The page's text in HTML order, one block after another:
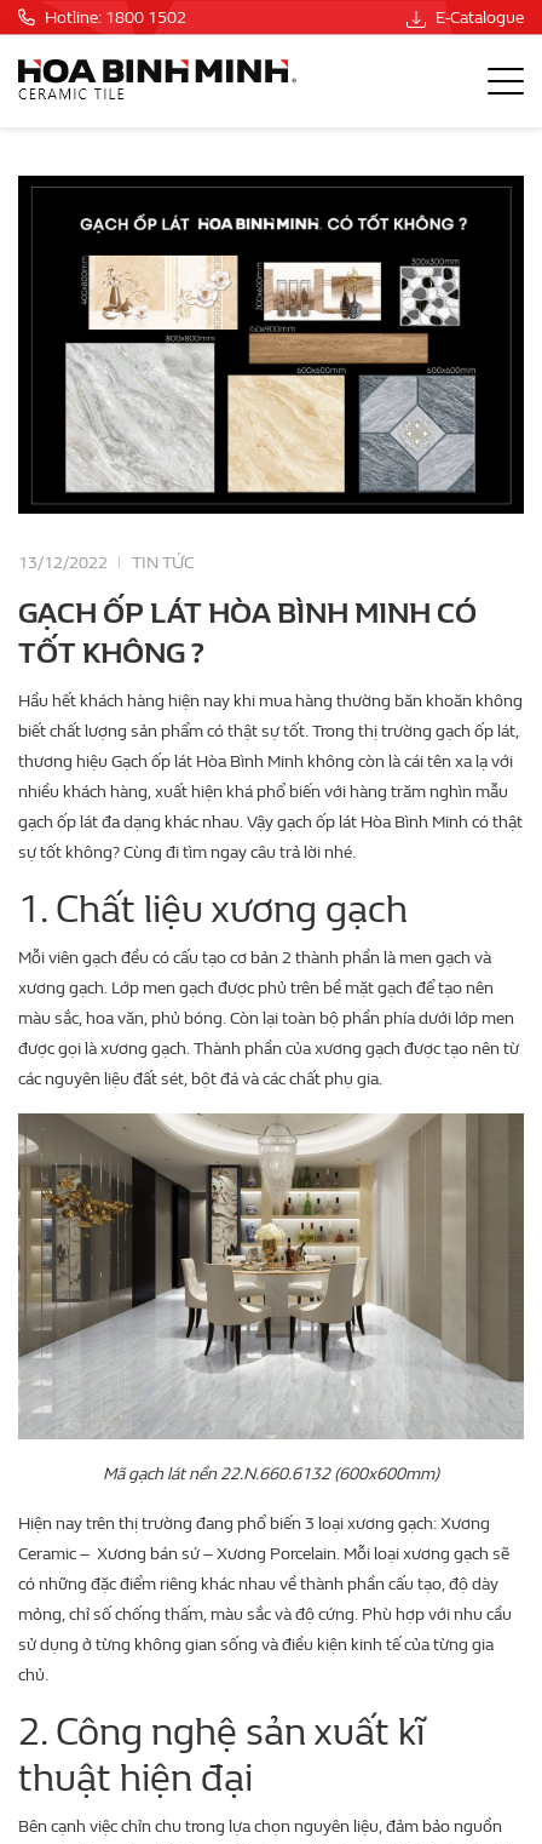
Hotline: 1800 1502 E-Catalogue
13/12/2022 TIN TỨC
GẠCH ỐP LÁT HÒA BÌNH MINH CÓ
TỐT KHÔNG ?
Hầu hết khách hàng hiện nay khi mua hàng thường băn khoăn không
biết chất lượng sản phẩm có thật sự tốt. Trong thị trường gạch ốp lát,
thương hiệu Gạch ốp lát Hòa Bình Minh không còn là cái tên xa lạ với
nhiều khách hàng, xuất hiện khá phổ biến với hàng trăm nghìn mẫu
gạch ốp lát đa dạng khác nhau. Vậy gạch ốp lát Hòa Bình Minh có thật
sự tốt không? Cùng đi tìm ngay câu trả lời nhé.
1. Chất liệu xương gạch
Mỗi viên gạch đều có cấu tạo cơ bản 2 thành phần là men gạch và
xương gạch. Lớp men gạch được phủ trên bề mặt gạch để tạo nên
màu sắc, hoa văn, phủ bóng. Còn lại toàn bộ phần phía dưới lớp men
được gọi là xương gạch. Thành phần của xương gạch được tạo nên từ
các nguyên liệu đất sét, bột đá và các chất phụ gia.
Mã gạch lát nền 22.N.660.6132 (600x600mm)
Hiện nay trên thị trường đang phổ biến 3 loại xương gạch: Xương
Ceramic – Xương bán sứ – Xương Porcelain. Mỗi loại xương gạch sẽ
có những đặc điểm riêng khác nhau về thành phần cấu tạo, độ dày
mỏng, chỉ số chống thấm, màu sắc và độ cứng. Phù hợp với nhu cầu
sử dụng ở từng không gian sống và điều kiện kinh tế của từng gia
chủ.
2. Công nghệ sản xuất kĩ
thuật hiện đại
Bên cạnh việc chỉn chu trong lựa chọn nguyên liệu, đảm bảo nguồn